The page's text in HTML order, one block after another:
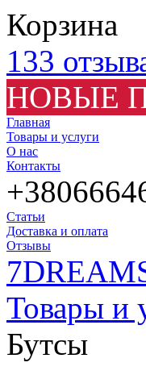
Корзина
133
НОВЫЕ
Главная
Товары и услуги
О нас
Контакты
Статьи
Доставка и оплата
Отзывы
Товары и
Бутсы